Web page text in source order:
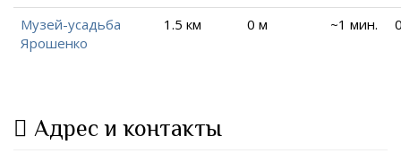
Музей-усадьба
Ярошенко
1.5 км 0 м ~1 мин.
Адрес и контакты